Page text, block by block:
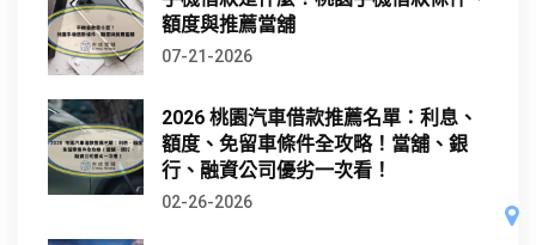
額度與推薦當舖
07-21-2026
2026 桃園汽車借款推薦名單：利息、
額度、免留車條件全攻略！當舖、銀
行、融資公司優劣一次看！
02-26-2026